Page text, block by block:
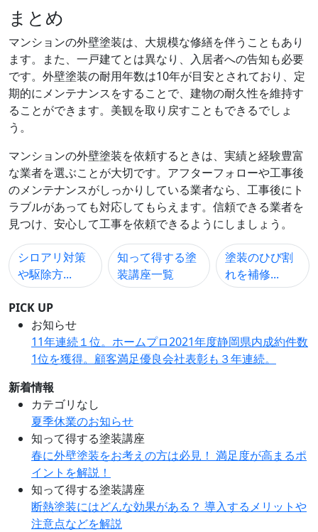
まとめ
マンションの外壁塗装は、大規模な修繕を伴うこともあり
ます。また、一戸建てとは異なり、入居者への告知も必要
です。外壁塗装の耐用年数は10年が目安とされており、定
期的にメンテナンスをすることで、建物の耐久性を維持す
ることができます。美観を取り戻すこともできるでしょ
う。
マンションの外壁塗装を依頼するときは、実績と経験豊富
な業者を選ぶことが大切です。アフターフォローや工事後
のメンテナンスがしっかりしている業者なら、工事後にト
ラブルがあっても対応してもらえます。信頼できる業者を
見つけ、安心して工事を依頼できるようにしましょう。
シロアリ対策
や駆除方...
知って得する塗
装講座一覧
塗装のひび割
れを補修...
PICK UP
お知らせ
11年連続１位。ホームプロ2021年度静岡県内成約件数
1位を獲得。顧客満足優良会社表彰も３年連続。
新着情報
カテゴリなし
夏季休業のお知らせ
知って得する塗装講座
春に外壁塗装をお考えの方は必見！ 満足度が高まるポ
イントを解説！
知って得する塗装講座
断熱塗装にはどんな効果がある？ 導入するメリットや
注意点などを解説